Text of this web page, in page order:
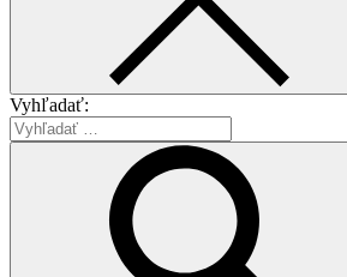
Vyhľadať: